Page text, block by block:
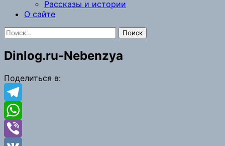
Рассказы и истории
О сайте
Найти:
Dinlog.ru-Nebenzya
Поделиться в:
Telegram
WhatsApp